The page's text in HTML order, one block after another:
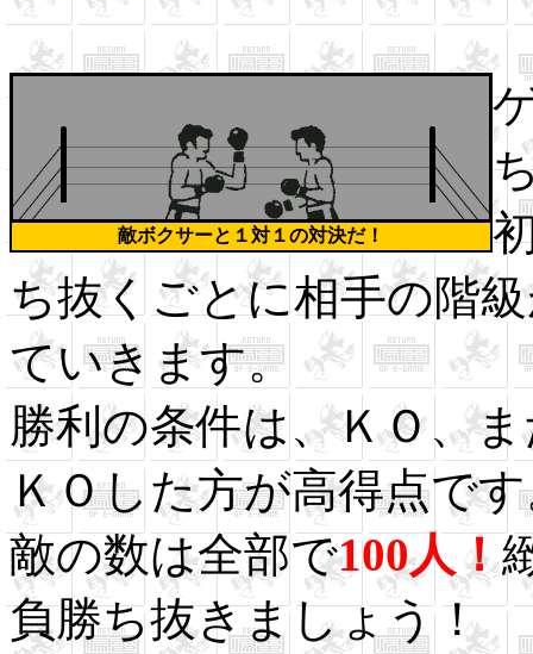
敵ボクサーと１対１の対決だ！
ち抜くごとに相手の階
ていきます。
勝利の条件は、ＫＯ、
ＫＯした方が高得点で
敵の数は全部で100人！
負勝ち抜きましょう！